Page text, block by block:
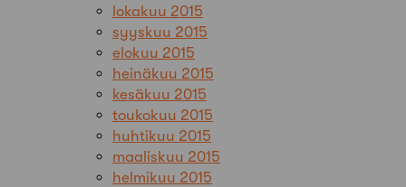
lokakuu 2015
syyskuu 2015
elokuu 2015
heinäkuu 2015
kesäkuu 2015
toukokuu 2015
huhtikuu 2015
maaliskuu 2015
helmikuu 2015